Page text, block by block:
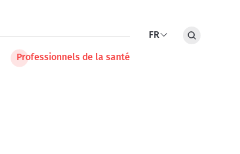
Professionnels de la santé
FR Lister les actions
Rechercher